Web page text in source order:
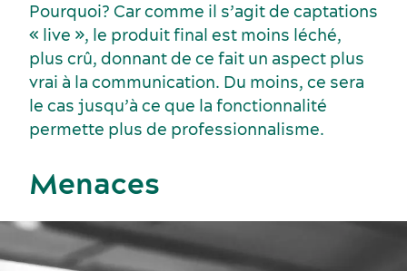
Événements sportifs
Lieux de réception
Pourquoi? Car comme il s’agit de captations
« live », le produit final est moins léché,
plus crû, donnant de ce fait un aspect plus
vrai à la communication. Du moins, ce sera
le cas jusqu’à ce que la fonctionnalité
permette plus de professionnalisme.
Menaces